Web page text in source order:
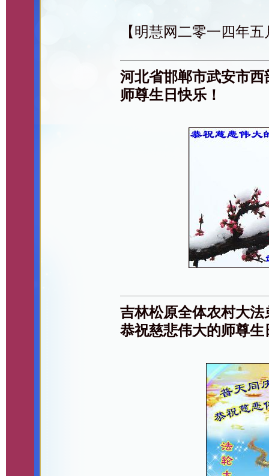
【明慧网二零一四年
河北省邯郸市武安市
师尊生日快乐！
吉林松原全体农村大
恭祝慈悲伟大的师尊生